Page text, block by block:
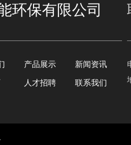
环保有限公司
产品展示 新闻资讯
人才招聘 联系我们